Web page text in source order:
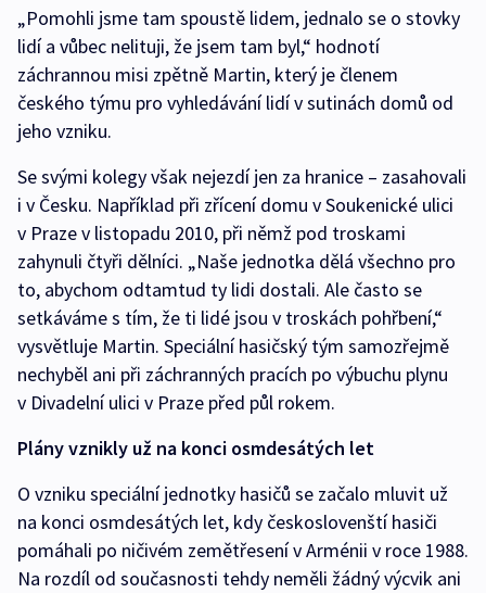
„Pomohli jsme tam spoustě lidem, jednalo se o stovky
lidí a vůbec nelituji, že jsem tam byl,“ hodnotí
záchrannou misi zpětně Martin, který je členem
českého týmu pro vyhledávání lidí v sutinách domů od
jeho vzniku.
Se svými kolegy však nejezdí jen za hranice – zasahovali
i v Česku. Například při zřícení domu v Soukenické ulici
v Praze v listopadu 2010, při němž pod troskami
zahynuli čtyři dělníci. „Naše jednotka dělá všechno pro
to, abychom odtamtud ty lidi dostali. Ale často se
setkáváme s tím, že ti lidé jsou v troskách pohřbení,“
vysvětluje Martin. Speciální hasičský tým samozřejmě
nechyběl ani při záchranných pracích po výbuchu plynu
v Divadelní ulici v Praze před půl rokem.
Plány vznikly už na konci osmdesátých let
O vzniku speciální jednotky hasičů se začalo mluvit už
na konci osmdesátých let, kdy českoslovenští hasiči
pomáhali po ničivém zemětřesení v Arménii v roce 1988.
Na rozdíl od současnosti tehdy neměli žádný výcvik ani